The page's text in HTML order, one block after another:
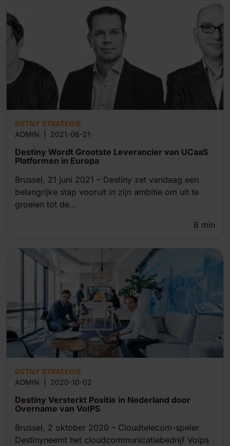
DSTNY STRATEGIE
ADMIN
2021-06-21
Destiny Wordt Grootste Leverancier van UCaaS
Platformen in Europa
Brussel, 21 juni 2021 – Destiny zet vandaag een
belangrijke stap vooruit in zijn ambitie om uit te
groeien tot de...
6 min
DSTNY STRATEGIE
ADMIN
2020-10-02
Destiny Versterkt Positie in Nederland door
Overname van VoIPS
Brussel, 2 oktober 2020 – Cloudtelecom-speler
Destinyneemt het cloudcommunicatiebedrijf Voips